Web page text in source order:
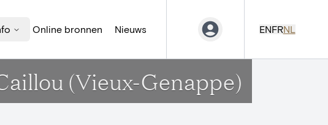
Online bronnen Nieuws ENFRNL
(Vieux-Genappe)